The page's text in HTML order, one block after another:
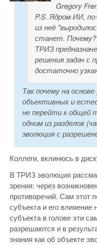
Gregory
P.S. Ядром ИИ,
из неё
станет. Почему?
ТРИЗ
решения задач с
достаточно
Так почему на
объективных и
не перейти к общей
одним из разделов
эволюция с
Коллеги, вклинюсь в
В ТРИЗ эволюция
зрения: через
противоречий. Сам этот
субъекта и его
субъекта в голове эти
разрешаются и в
знания как об объекте